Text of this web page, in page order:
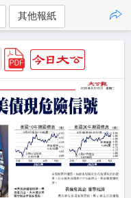
其他報紙